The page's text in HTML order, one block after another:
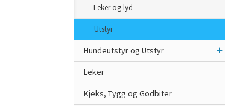
Leker og lyd
Utstyr
Hundeutstyr og Utstyr
Leker
Kjeks, Tygg og Godbiter